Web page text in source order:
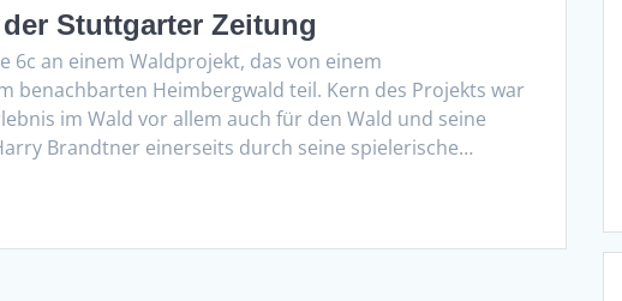
Stuttgarter Zeitung
6c an einem Waldprojekt, das von einem
benachbarten Heimbergwald teil. Kern des Projekts war
im Wald vor allem auch für den Wald und seine
Brandtner einerseits durch seine spielerische…